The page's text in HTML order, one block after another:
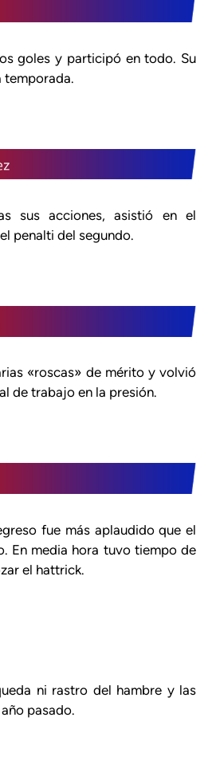
goles y participó en todo. Su
temporada.
sus acciones, asistió en el
penalti del segundo.
«roscas» de mérito y volvió
de trabajo en la presión.
fue más aplaudido que el
En media hora tuvo tiempo de
el hattrick.
ni rastro del hambre y las
pasado.